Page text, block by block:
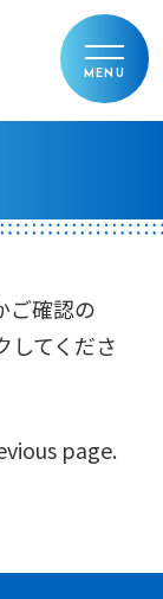
ご確認の
してくださ
page.